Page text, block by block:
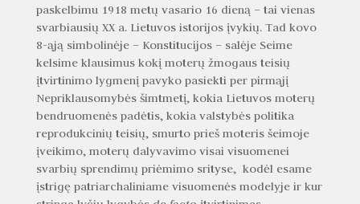
paskelbimu 1918 metų vasario 16 dieną – tai vienas
svarbiausių XX a. Lietuvos istorijos įvykių. Tad kovo
8-ąją simbolinėje – Konstitucijos – salėje Seime
kelsime klausimus kokį moterų žmogaus teisių
įtvirtinimo lygmenį pavyko pasiekti per pirmąjį
Nepriklausomybės šimtmetį, kokia Lietuvos moterų
bendruomenės padėtis, kokia valstybės politika
reprodukcinių teisių, smurto prieš moteris šeimoje
įveikimo, moterų dalyvavimo visai visuomenei
svarbių sprendimų priėmimo srityse, kodėl esame
įstrigę patriarchaliniame visuomenės modelyje ir kur